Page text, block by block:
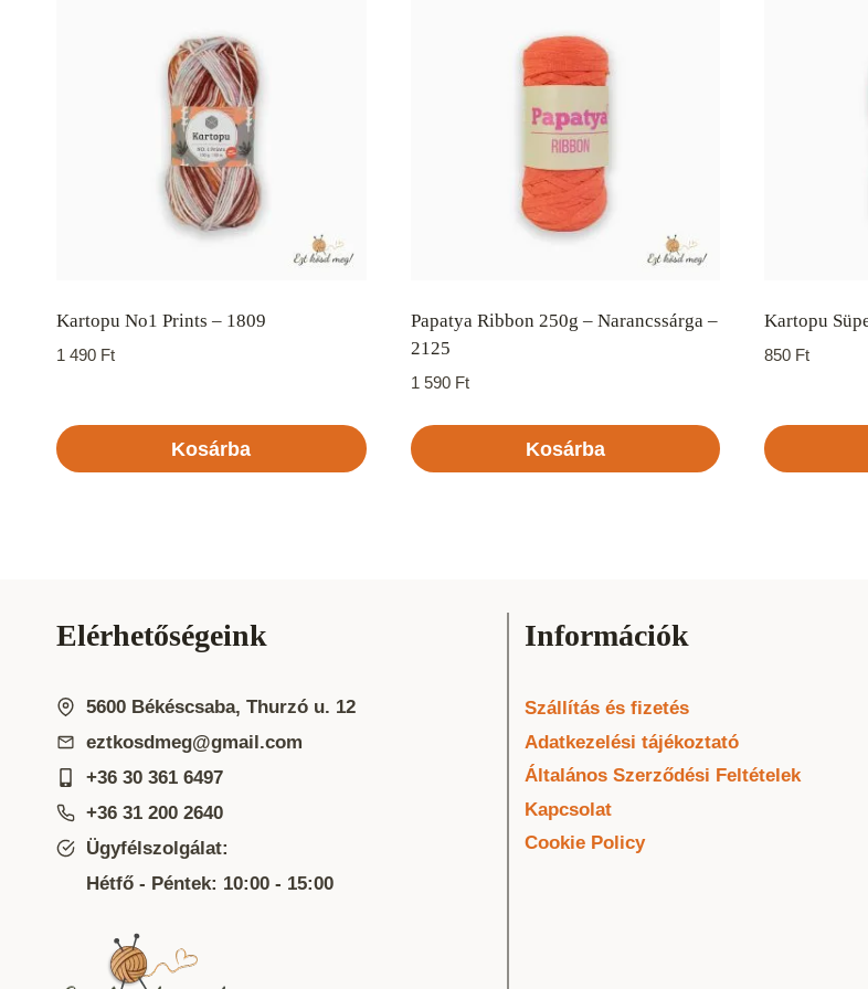
Kartopu No1 Prints – 1809
1 490 Ft
Kosárba
Papatya Ribbon 250g – Narancssárga –
2125
1 590 Ft
Kosárba
Kartopu
850 Ft
Elérhetőségeink
5600 Békéscsaba, Thurzó u. 12
eztkosdmeg@gmail.com
+36 30 361 6497
+36 31 200 2640
Ügyfélszolgálat:
Hétfő - Péntek: 10:00 - 15:00
Információk
Szállítás és fizetés
Adatkezelési tájékoztató
Általános Szerződési Feltételek
Kapcsolat
Cookie Policy